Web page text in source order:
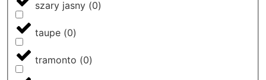
szary jasny (0)
taupe (0)
tramonto (0)